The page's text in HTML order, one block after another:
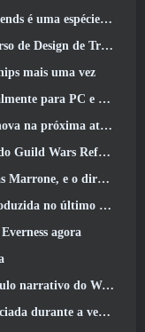
de demônio da velocidade
de Troféu ÜBERFEST
mais uma vez
para PC e consoles
do Dread Blade
Wars Reforged
discutem os jogos e o futuro do Cryptic
ato de Valorant
agora
com novos curtas de anime
2.8 Programa Especial